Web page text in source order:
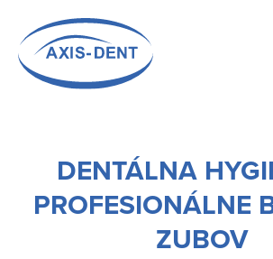
DENTÁLNA
PROFESIONÁLNE
ZUBOV